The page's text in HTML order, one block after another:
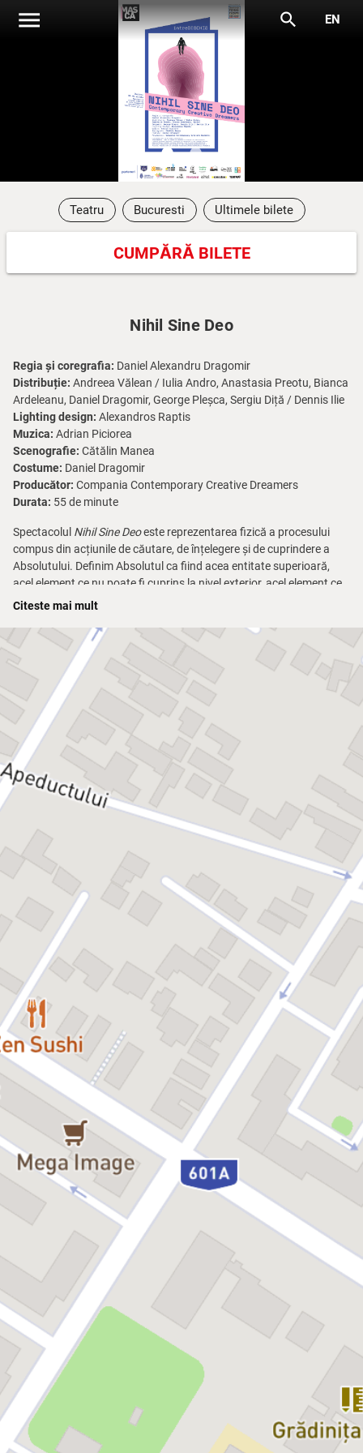
menu search EN
lens lens
Teatru Bucuresti Ultimele bilete
CUMPĂRĂ BILETE
Nihil Sine Deo
Regia și coregrafia: Daniel Alexandru Dragomir
Distribuție: Andreea Vălean / Iulia Andro, Anastasia Preotu, Bianca
Ardeleanu, Daniel Dragomir, George Pleșca, Sergiu Diță / Dennis Ilie
Lighting design: Alexandros Raptis
Muzica: Adrian Piciorea
Scenografie: Cătălin Manea
Costume: Daniel Dragomir
Producător: Compania Contemporary Creative Dreamers
Durata: 55 de minute
Spectacolul Nihil Sine Deoeste reprezentarea fizică a procesului
compus din acțiunile de căutare, de înțelegere și de cuprindere a
Absolutului. Definim Absolutul ca fiind acea entitate superioară,
acel element ce nu poate fi cuprins la nivel exterior, acel element ce
nu poate fi descris ca fiind unul material, palpabil, ci care aparține
emoție.
Stabilind un raport de Creator – Creație, umanitatea se află în
relație permanentă cu Divinitatea, acest lucru fiind posibil atât prin
acceptarea Divinității, cât și prin negarea acesteia. Procesul
compus din acțiunile de căutare, de înțelegere și de cuprindere a
acestei entități este unul continuu, fluctuant, care conduce către
epuizare, acesta fiind singurul moment în care avem capacitatea de
a recunoaște ceea ce noi definim ca Absolut, ca Divinitate. Acest
moment al epuizării este reprezentat de eliberarea completă a
trupului de acțiunile conștiente, de gândurile prestabilite despre
ceea ce ar trebui să găsim ca un răspuns final; este un moment de
sinceritate în care putem recunoaște ceea ce poate fi definit doar
prin simțire la nivel individual.
De-a lungul evoluției sale, umanitatea s-a dezvoltat în relație cu trei
idei ce par a fi ingrediente din plămădirea noastră: Sexualitatea,
Dorința de Zbor și Cucerirea: o cucerire interioară a propriului corp
și o cucerire exterioară materializată prin spațiu, informație și timp.
venimentul are loc în cadrul proiectului “
ÎntreDESCHIS – spre un
teatru de cartier”
co-finanțat de Administrația Fondului Cultural
Național. Proiectul nu reprezintă în mod necesar poziția Administrației
Fondului Cultural Național. AFCN n este responsabilă de conținutul
proiectului sau de modul în care rezultatele proiectului pot fi folosite.
Acestea sunt în întregime responsabilitatea beneficiarului finanțării.
Spectacolul conține nuditate și este recomandat spectatorilor cu
vârsta peste 18 ani.
Citeste mai mult